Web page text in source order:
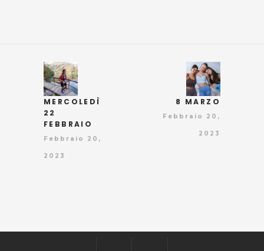
MERCOLEDÌ
22
FEBBRAIO
Febbraio 20,
2023
8 MARZO
Febbraio 20,
2023